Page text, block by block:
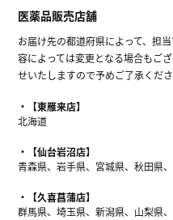
医薬品販売店舗
お届け先の都道府県によって、担
容によっては変更となる場合もご
せいたしますので予めご了承くださ
【東雁来店】
北海道
【仙台岩沼店】
青森県、岩手県、宮城県、秋田県
【久喜菖蒲店】
群馬県、埼玉県、新潟県、山梨県